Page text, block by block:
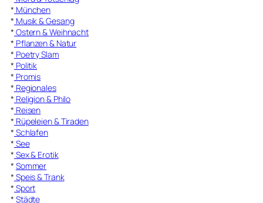
* München
* Musik & Gesang
* Ostern & Weihnacht
* Pflanzen & Natur
* Poetry Slam
* Politik
* Promis
* Regionales
* Religion & Philo
* Reisen
* Rüpeleien & Tiraden
* Schlafen
* See
* Sex & Erotik
* Sommer
* Speis & Trank
* Sport
* Städte